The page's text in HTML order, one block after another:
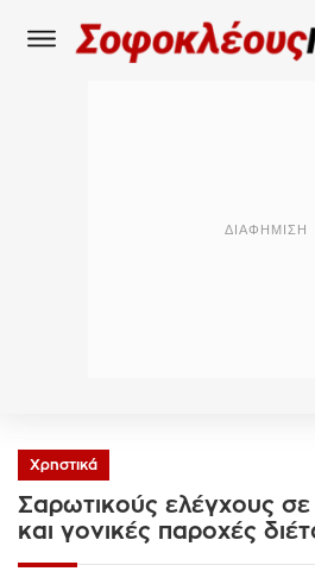
Χρηστικά
Σαρωτικούς ελέγχους
και γονικές παροχές